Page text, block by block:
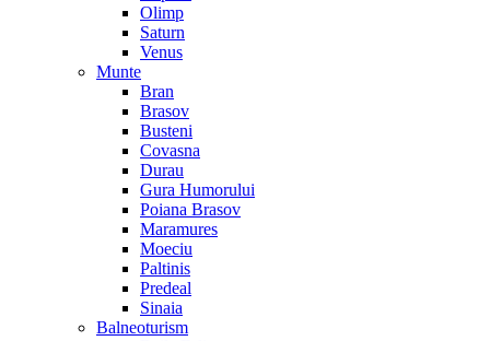
Olimp
Saturn
Venus
Munte
Bran
Brasov
Busteni
Covasna
Durau
Gura Humorului
Poiana Brasov
Maramures
Moeciu
Paltinis
Predeal
Sinaia
Balneoturism